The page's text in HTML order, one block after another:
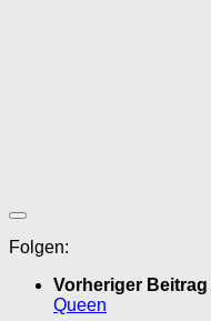
Folgen:
Vorheriger Beitrag
Queen